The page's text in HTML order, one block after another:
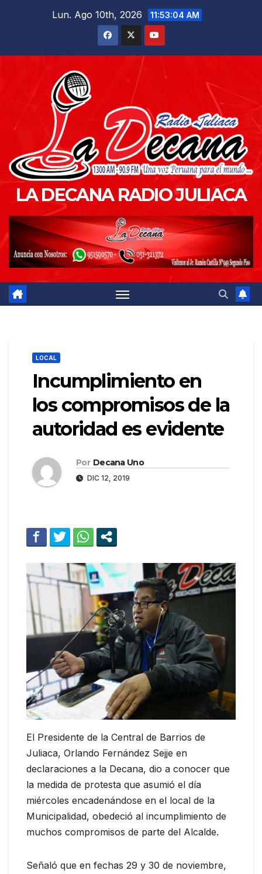
Lun. Ago 10th, 2026 11:53:05 AM
LA DECANA RADIO JULIACA
LOCAL
Incumplimiento en
los compromisos de la
autoridad es evidente
Por Decana Uno
DIC 12, 2019
El Presidente de la Central de Barrios de
Juliaca, Orlando Fernández Sejje en
declaraciones a la Decana, dio a conocer que
la medida de protesta que asumió el día
miércoles encadenándose en el local de la
Municipalidad, obedeció al incumplimiento de
muchos compromisos de parte del Alcalde.
Señaló que en fechas 29 y 30 de noviembre,